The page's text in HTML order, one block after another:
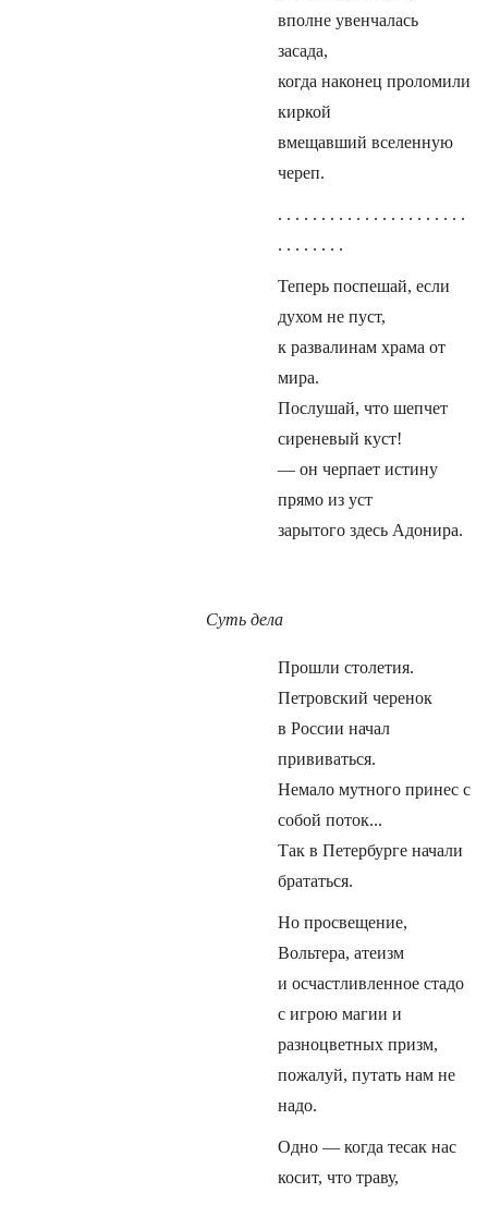
вполне увенчалась
засада,
когда наконец проломили
киркой
вмещавший вселенную
череп.
. . . . . . . . . . . . . . . . . . . . . .
. . . . . . . .
Теперь поспешай, если
духом не пуст,
к развалинам храма от
мира.
Послушай, что шепчет
сиреневый куст!
— он черпает истину
прямо из уст
зарытого здесь Адонира.
Суть дела
Прошли столетия.
Петровский черенок
в России начал
прививаться.
Немало мутного принес с
собой поток...
Так в Петербурге начали
брататься.
Но просвещение,
Вольтера, атеизм
и осчастливленное стадо
с игрою магии и
разноцветных призм,
пожалуй, путать нам не
надо.
Одно — когда тесак нас
косит, что траву,